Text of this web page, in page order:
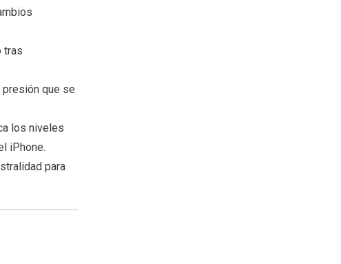
tras
que se
los niveles
iPhone.
para